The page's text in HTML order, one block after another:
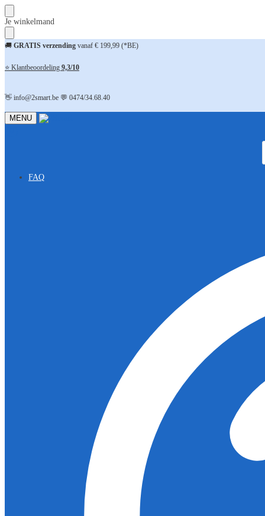
Skip
to
navigation
Skip
to
content
Je winkelmand
🚚 GRATIS verzending vanaf € 199,99 (*BE)
⭐ Klantbeoordeling 9,3/10
👋 info@2smart.be 💬 0474/34.68.40
MENU
FAQ